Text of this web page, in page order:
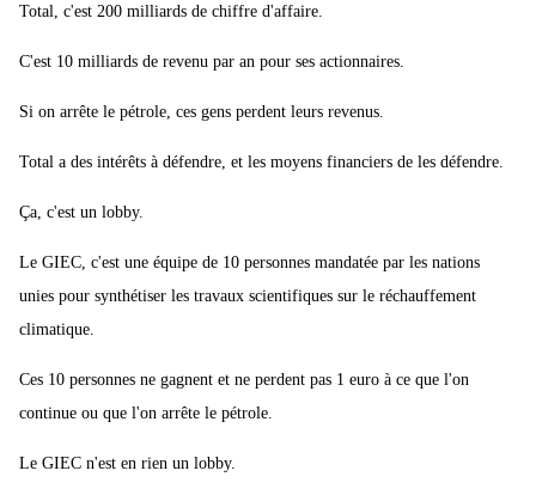
Total, c'est 200 milliards de chiffre d'affaire.
C'est 10 milliards de revenu par an pour ses actionnaires.
Si on arrête le pétrole, ces gens perdent leurs revenus.
Total a des intérêts à défendre, et les moyens financiers de les défendre.
Ça, c'est un lobby.
Le GIEC, c'est une équipe de 10 personnes mandatée par les nations
unies pour synthétiser les travaux scientifiques sur le réchauffement
climatique.
Ces 10 personnes ne gagnent et ne perdent pas 1 euro à ce que l'on
continue ou que l'on arrête le pétrole.
Le GIEC n'est en rien un lobby.